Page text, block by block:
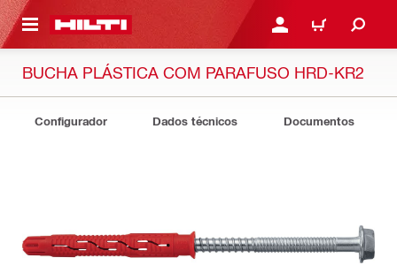
CONTENT ENTRAR OU REGISTAR
CARRINHO
BUCHA PLÁSTICA COM PARAFUSO HRD-KR2
Configurador Dados técnicos Documentos